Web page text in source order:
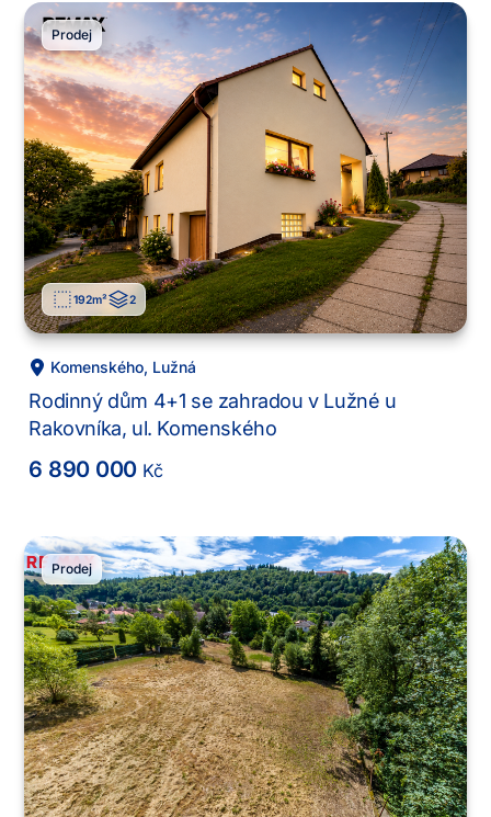
Prodej
192m² 2
Komenského, Lužná
Rodinný dům 4+1 se zahradou v Lužné u
Rakovníka, ul. Komenského
6 890 000 Kč
Prodej